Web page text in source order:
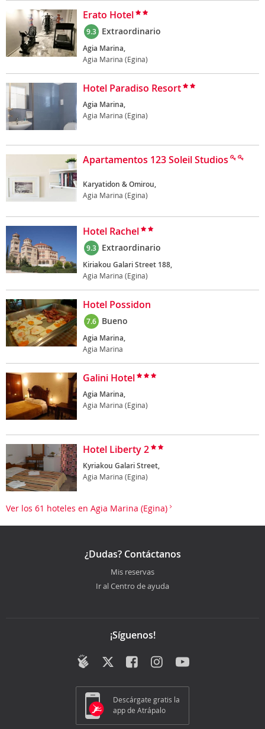
Erato Hotel
9.3 Extraordinario
Agia Marina,
Agia Marina (Egina)
Hotel Paradiso Resort
Agia Marina,
Agia Marina (Egina)
Apartamentos 123 Soleil Studios
Karyatidon & Omirou,
Agia Marina (Egina)
Hotel Rachel
9.3 Extraordinario
Kiriakou Galari Street 188,
Agia Marina (Egina)
Hotel Possidon
7.6 Bueno
Agia Marina,
Agia Marina
Galini Hotel
Agia Marina,
Agia Marina (Egina)
Hotel Liberty 2
Kyriakou Galari Street,
Agia Marina (Egina)
Ver los 61 hoteles en Agia Marina (Egina)
¿Dudas? Contáctanos
Mis reservas
Ir al Centro de ayuda
¡Síguenos!
Descárgate gratis la
app de Atrápalo